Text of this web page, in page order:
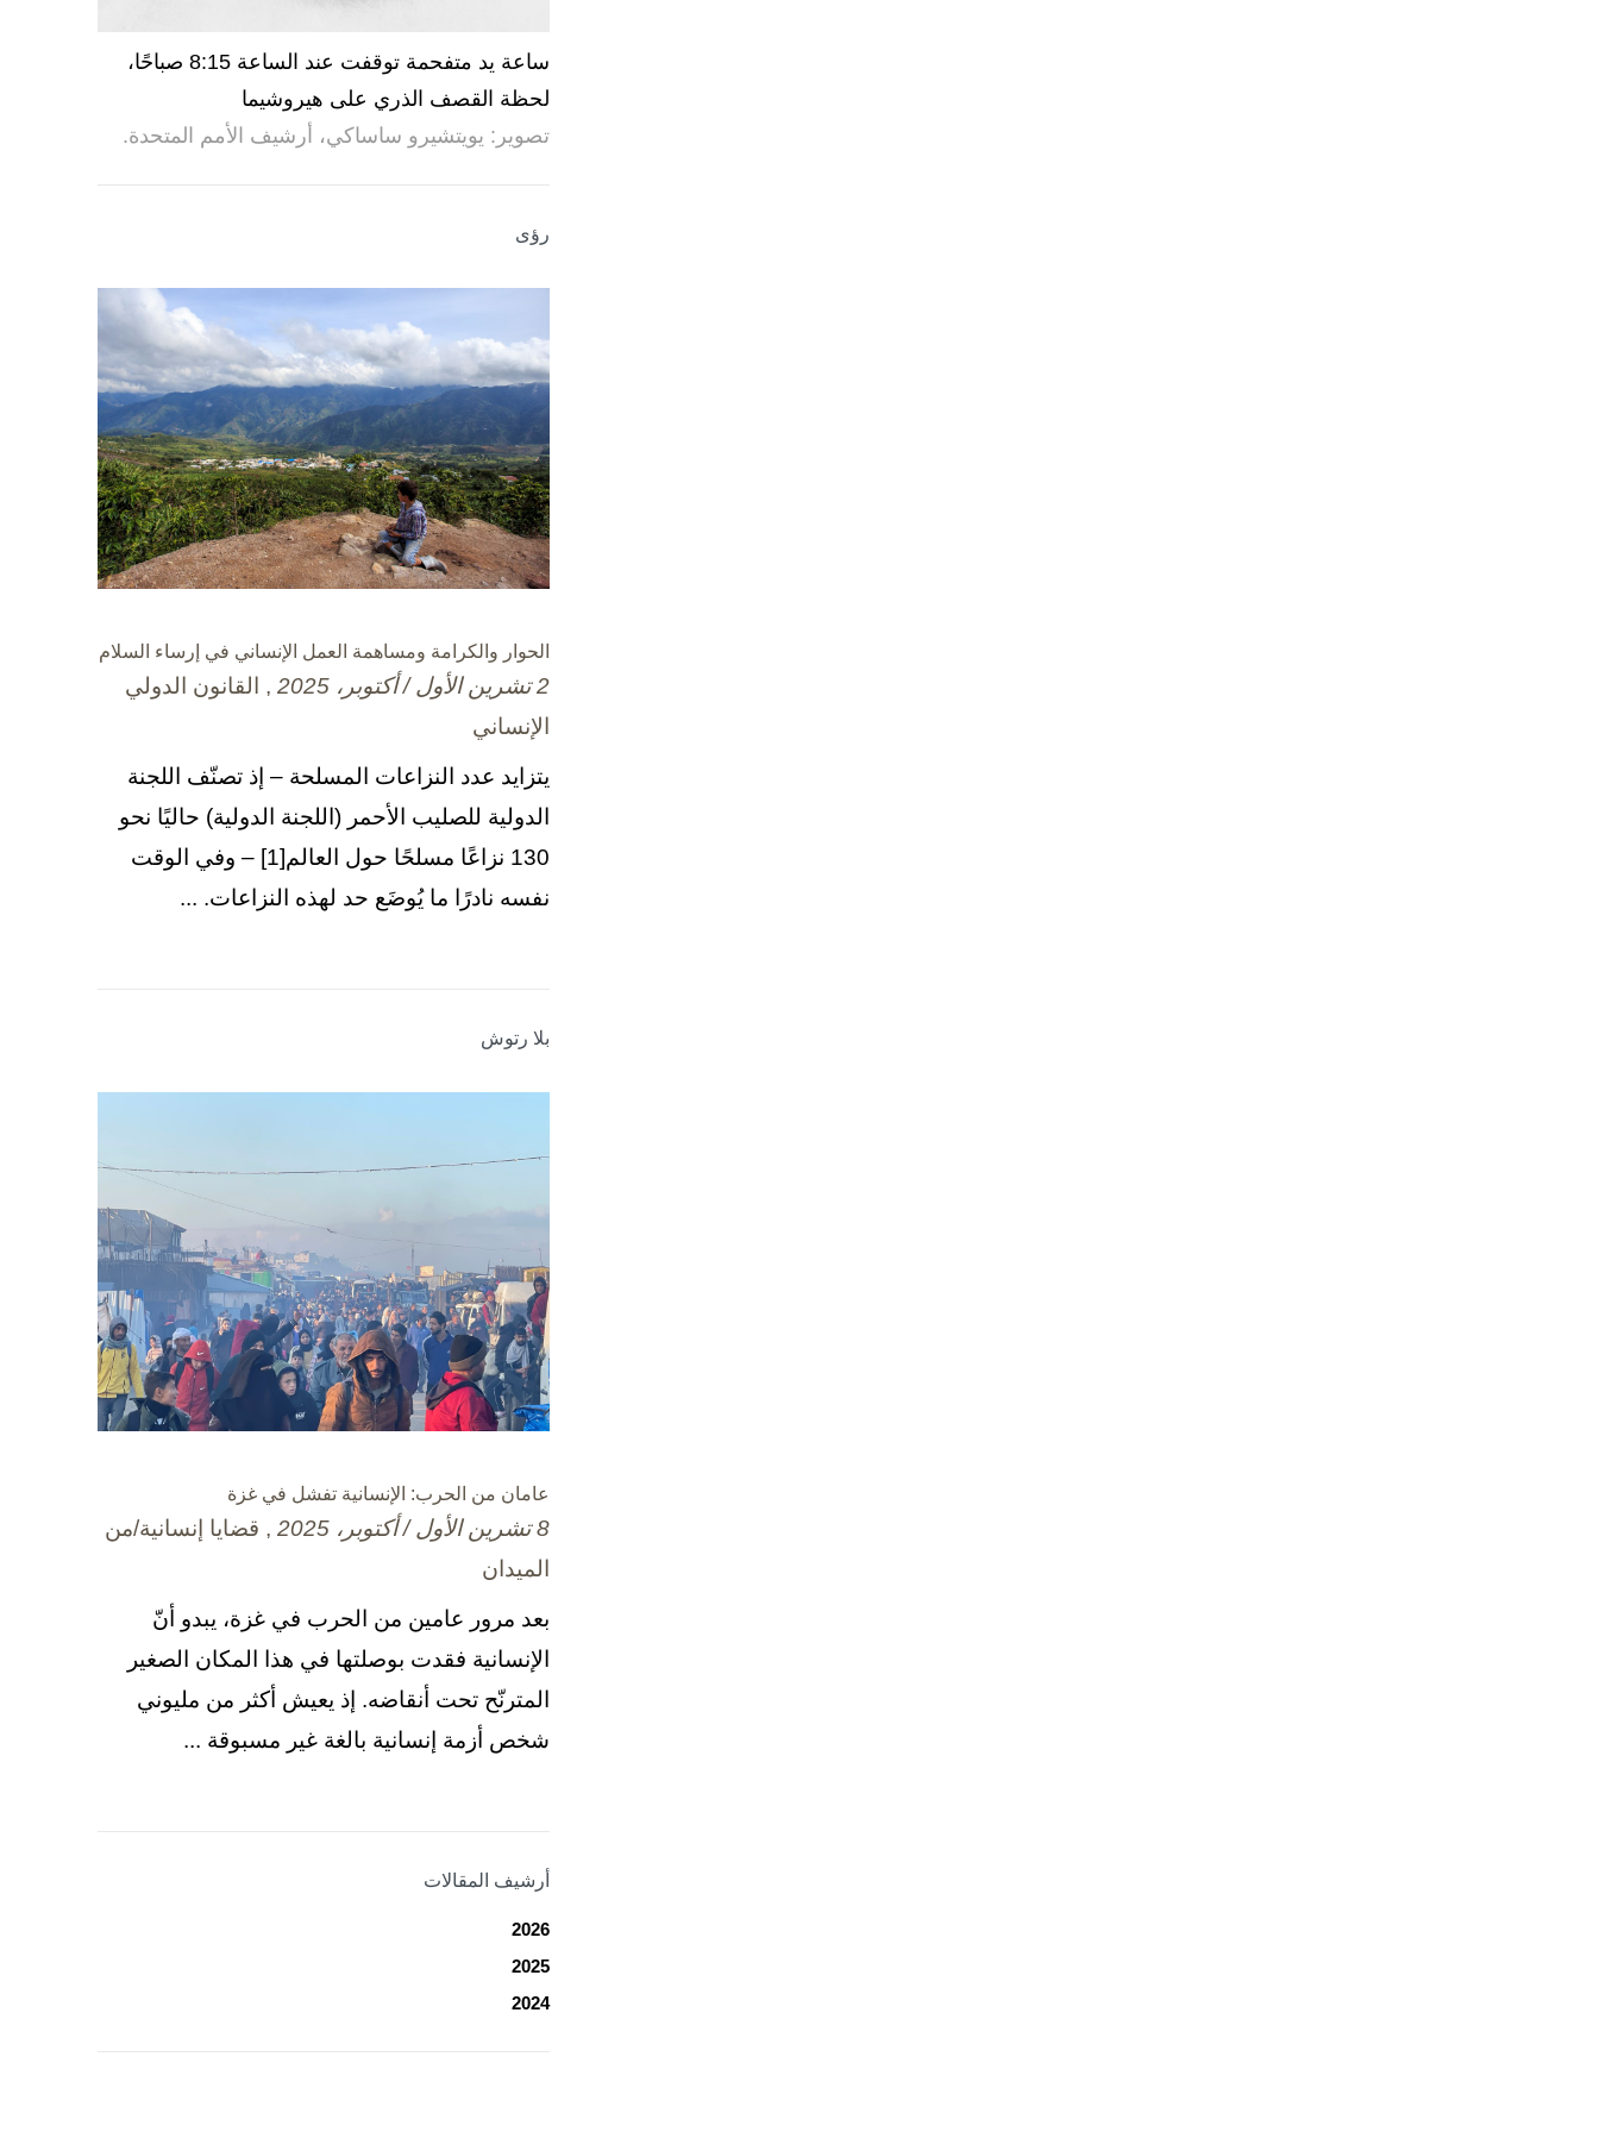
ساعة يد متفحمة توقفت عند الساعة 8:15 صباحًا،
لحظة القصف الذري على هيروشيما
تصوير: يويتشيرو ساساكي، أرشيف الأمم المتحدة.
رؤى
الحوار والكرامة ومساهمة العمل الإنساني في إرساء السلام
2 تشرين الأول / أكتوبر، 2025
, القانون الدولي
الإنساني
يتزايد عدد النزاعات المسلحة – إذ تصنّف اللجنة
الدولية للصليب الأحمر (اللجنة الدولية) حاليًا نحو
130 نزاعًا مسلحًا حول العالم[1] – وفي الوقت
نفسه نادرًا ما يُوضَع حد لهذه النزاعات. ...
بلا رتوش
عامان من الحرب: الإنسانية تفشل في غزة
8 تشرين الأول / أكتوبر، 2025
, قضايا إنسانية/من
الميدان
بعد مرور عامين من الحرب في غزة، يبدو أنّ
الإنسانية فقدت بوصلتها في هذا المكان الصغير
المترنّح تحت أنقاضه. إذ يعيش أكثر من مليوني
شخص أزمة إنسانية بالغة غير مسبوقة ...
أرشيف المقالات
2026
2025
2024